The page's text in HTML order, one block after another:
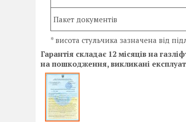
Пакет документів
* висота стульчика зазначена від
Гарантія складає 12 місяців на
на пошкодження, викликані